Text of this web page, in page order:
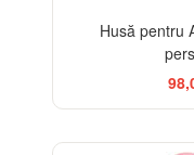
Husă pentru